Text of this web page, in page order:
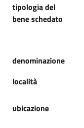
tipologia del
bene schedato
denominazione
località
ubicazione